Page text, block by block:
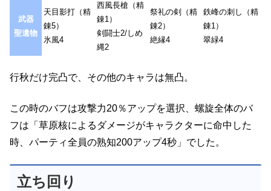
武器
聖遺物
天目影打（精
錬5）
氷風4
西風長槍（精
錬1）
剣闘士2/しめ
縄2
祭礼の剣（精
錬2）
絶縁4
鉄峰の刺し（精
錬1）
翠緑4
行秋だけ完凸で、その他のキャラは無凸。
この時のバフは攻撃力20％アップを選択、螺旋全体のバ
フは「草原核によるダメージがキャラクターに命中した
時、パーティ全員の熟知200アップ4秒」でした。
立ち回り